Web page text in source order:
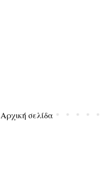
Αρχική σελίδα